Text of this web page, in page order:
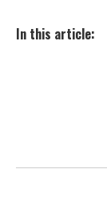
In this article: